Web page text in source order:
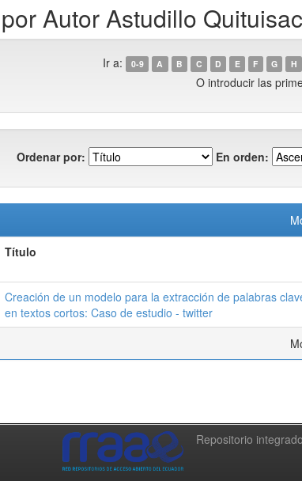
Autor Astudillo
Ir a: 0-9 A B C D E F G H
O introducir las
Ordenar por: En orden:
Título
Creación de un modelo para la extracción de palabras
en textos cortos: Caso de estudio - twitter
Repositorio